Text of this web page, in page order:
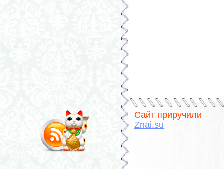
Сайт приручили
Znai.su